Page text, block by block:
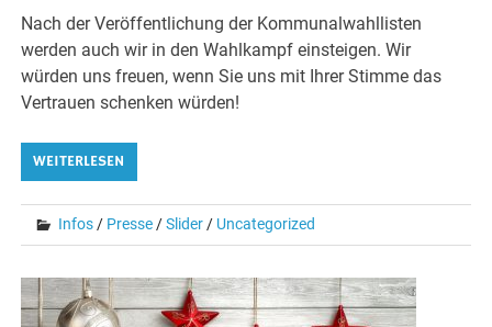
Nach der Veröffentlichung der Kommunalwahllisten
werden auch wir in den Wahlkampf einsteigen. Wir
würden uns freuen, wenn Sie uns mit Ihrer Stimme das
Vertrauen schenken würden!
WEITERLESEN
Infos / Presse /Slider / Uncategorized